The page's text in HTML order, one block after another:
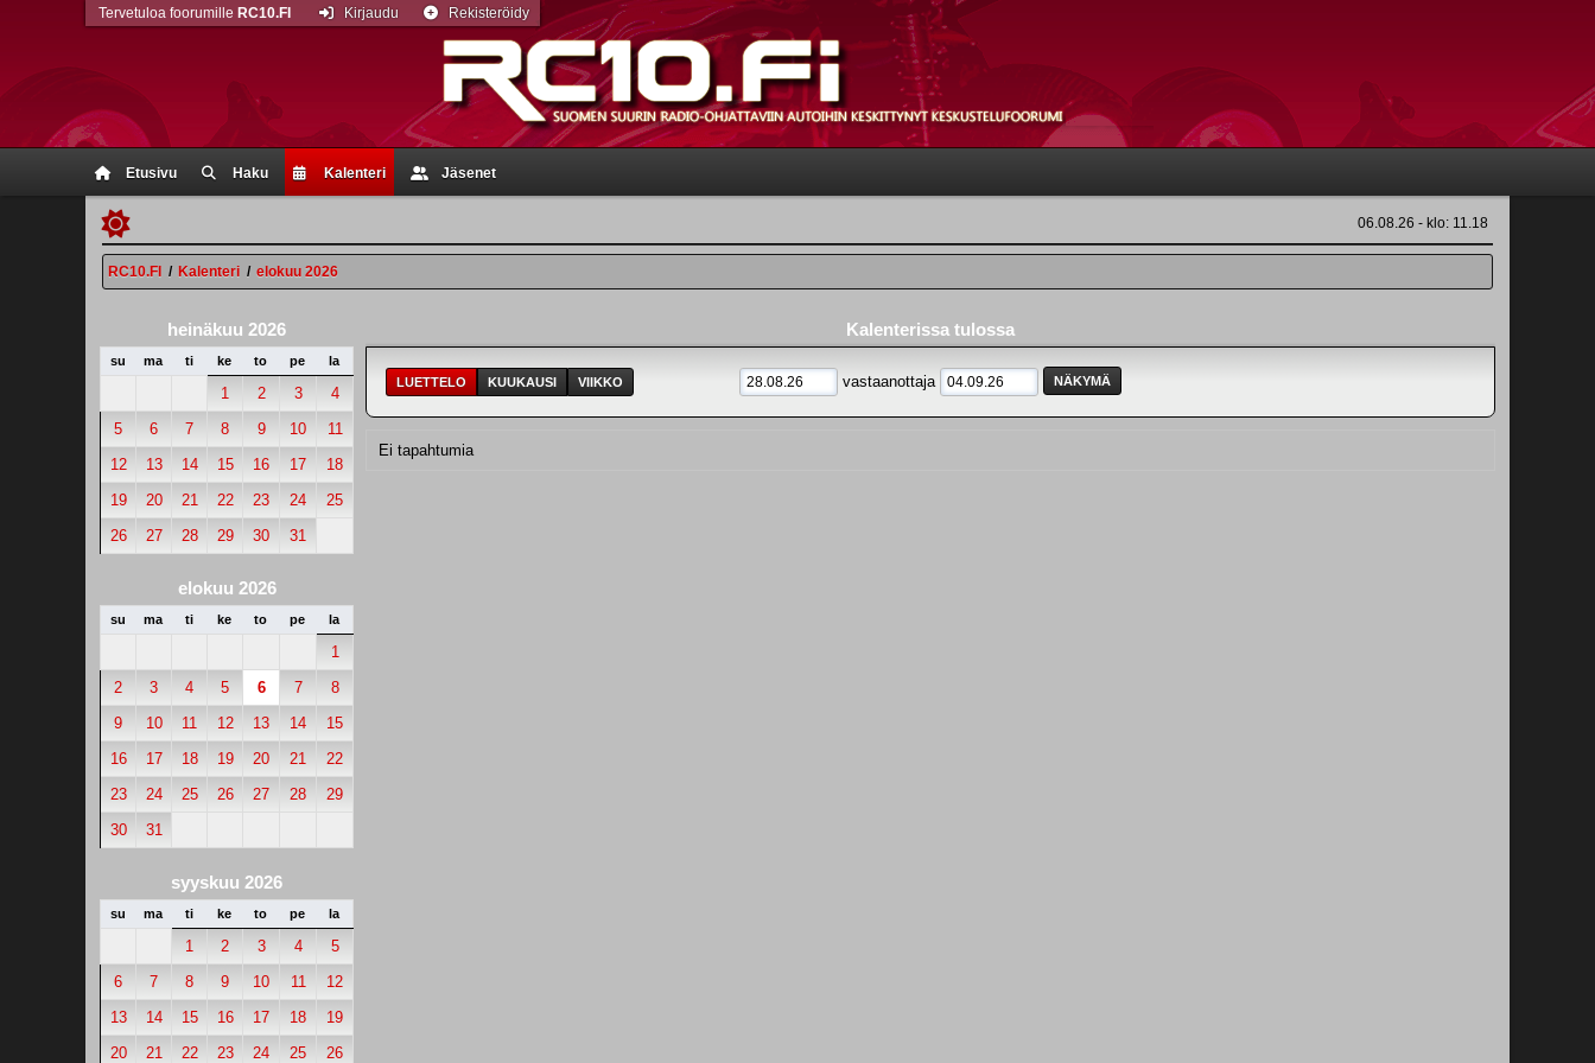
Etusivu Haku Kalenteri Jäsenet
Tervetuloa foorumille RC10.FI Kirjaudu Rekisteröidy
06.08.26 - klo: 11.18
RC10.FI / Kalenteri / elokuu 2026
heinäkuu 2026
su ma ti ke to pe la
1 2 3
4
5
6 7 8 9 10
11
12
13 14 15 16 17
18
19
20 21 22 23 24
25
26
27 28 29 30 31
elokuu 2026
su ma ti ke to pe la
1
2
3 4 5 6 7
8
9
10 11 12 13 14
15
16
17 18 19 20 21
22
23
24 25 26 27 28
29
30
31
syyskuu 2026
su ma ti ke to pe la
1 2 3 4
5
6
7 8 9 10 11
12
13
14 15 16 17 18
19
20
21 22 23 24 25 26
Kalenterissa tulossa
LUETTELO KUUKAUSI VIIKKO vastaanottaja
Ei tapahtumia